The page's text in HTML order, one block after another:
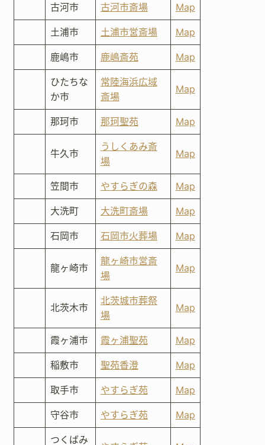
古河市 古河市斎場 Map
土浦市 土浦市営斎場 Map
鹿嶋市 鹿嶋斎苑 Map
ひたちな
か市
常陸海浜広域
斎場
Map
那珂市 那珂聖苑 Map
牛久市
うしくあみ斎
場
Map
笠間市 やすらぎの森 Map
大洗町 大洗町斎場 Map
石岡市 石岡市火葬場 Map
龍ヶ崎市
龍ヶ崎市営斎
場
Map
北茨木市
北茨城市葬祭
場
Map
霞ヶ浦市 霞ヶ浦聖苑 Map
稲敷市 聖苑香澄 Map
取手市 やすらぎ苑 Map
守谷市 やすらぎ苑 Map
つくばみ